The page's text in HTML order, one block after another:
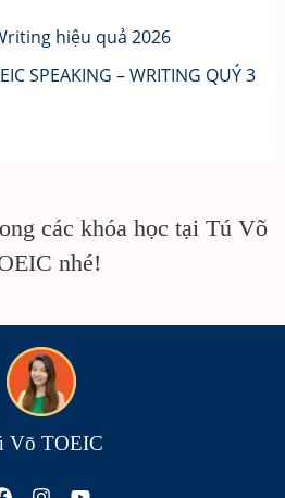
hiệu quả 2026
SPEAKING – WRITING QUÝ 3
các khóa học tại Tú Võ
nhé!
Võ TOEIC